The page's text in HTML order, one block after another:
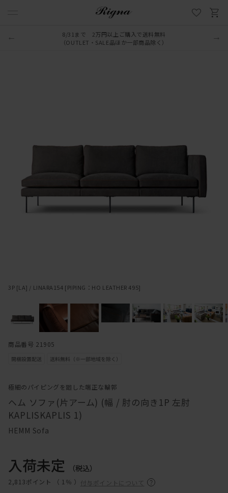
8/31まで 2万円以上ご購入で送料無料
（OUTLET・SALE品ほか一部商品除く）
極細のパイピングを廻した端正な輪郭
ヘム ソファ(片アーム) (幅 / 肘の向き1P 左肘
KAPLISKAPLIS 1)
HEMM Sofa
3P [LA] / LINARA154 [PIPING：HO LEATHER 495]
入荷未定 （税込）
2,813ポイント （ 1％ ） 付与ポイントについて
商品番号 21905